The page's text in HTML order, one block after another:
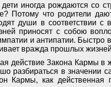
иногда рождаются со
Потому что родители
души в соответствии
приносят с собою
и антипатии. Быстро
вражда прошлых
действие Закона Кармы в
разбираться в значении
Кармы, как действенная